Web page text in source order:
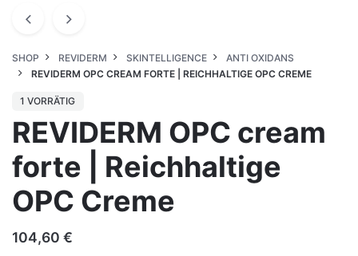
SHOP REVIDERM SKINTELLIGENCE
ANTI OXIDANS
REVIDERM OPC CREAM FORTE | REICHHALTIGE OPC CREME
1 VORRÄTIG
REVIDERM OPC cream
forte | Reichhaltige
OPC Creme
104,60 €